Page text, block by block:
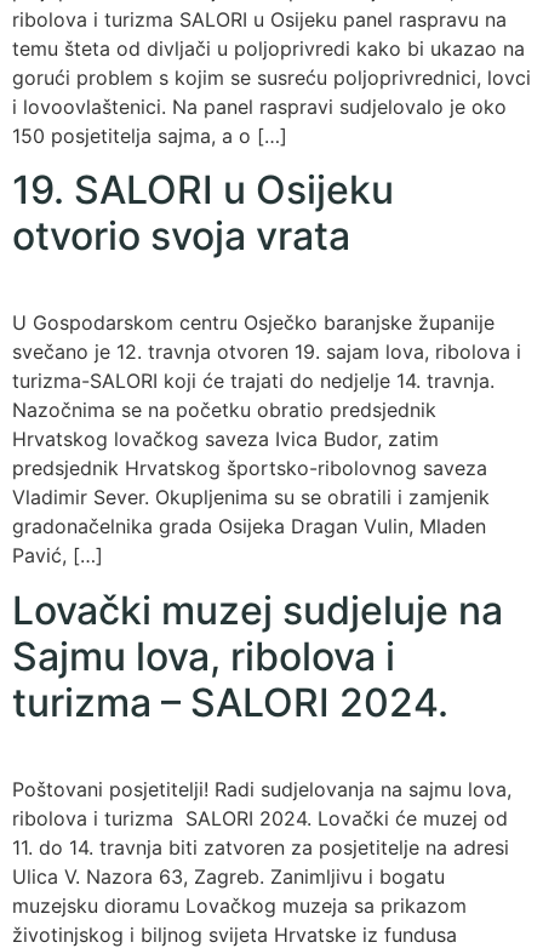
ribolova i turizma SALORI u Osijeku panel raspravu na
temu šteta od divljači u poljoprivredi kako bi ukazao na
gorući problem s kojim se susreću poljoprivrednici, lovci
i lovoovlaštenici. Na panel raspravi sudjelovalo je oko
150 posjetitelja sajma, a o […]
19. SALORI u Osijeku
otvorio svoja vrata
U Gospodarskom centru Osječko baranjske županije
svečano je 12. travnja otvoren 19. sajam lova, ribolova i
turizma-SALORI koji će trajati do nedjelje 14. travnja.
Nazočnima se na početku obratio predsjednik
Hrvatskog lovačkog saveza Ivica Budor, zatim
predsjednik Hrvatskog športsko-ribolovnog saveza
Vladimir Sever. Okupljenima su se obratili i zamjenik
gradonačelnika grada Osijeka Dragan Vulin, Mladen
Pavić, […]
Lovački muzej sudjeluje na
Sajmu lova, ribolova i
turizma – SALORI 2024.
Poštovani posjetitelji! Radi sudjelovanja na sajmu lova,
ribolova i turizma SALORI 2024. Lovački će muzej od
11. do 14. travnja biti zatvoren za posjetitelje na adresi
Ulica V. Nazora 63, Zagreb. Zanimljivu i bogatu
muzejsku dioramu Lovačkog muzeja sa prikazom
životinjskog i biljnog svijeta Hrvatske iz fundusa